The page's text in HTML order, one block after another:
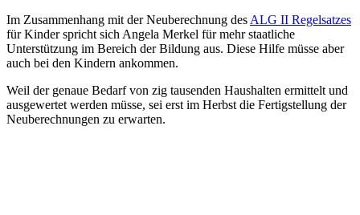
Im Zusammenhang mit der Neuberechnung des ALG II Regelsatzes
für Kinder spricht sich Angela Merkel für mehr staatliche
Unterstützung im Bereich der Bildung aus. Diese Hilfe müsse aber
auch bei den Kindern ankommen.
Weil der genaue Bedarf von zig tausenden Haushalten ermittelt und
ausgewertet werden müsse, sei erst im Herbst die Fertigstellung der
Neuberechnungen zu erwarten.